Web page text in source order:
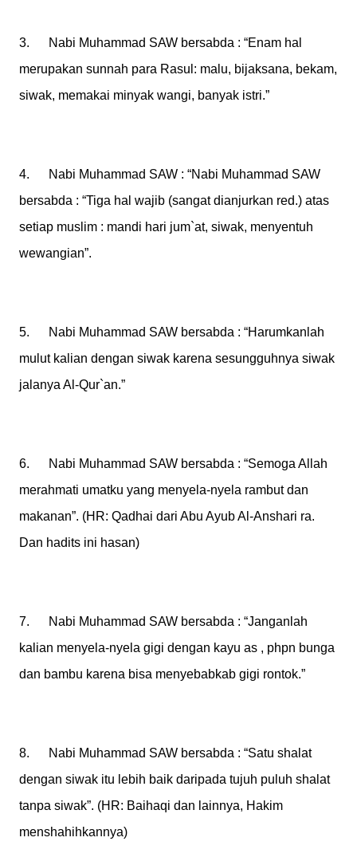
3. Nabi Muhammad SAW bersabda : “Enam hal
merupakan sunnah para Rasul: malu, bijaksana, bekam,
siwak, memakai minyak wangi, banyak istri.”
4. Nabi Muhammad SAW : “Nabi Muhammad SAW
bersabda : “Tiga hal wajib (sangat dianjurkan red.) atas
setiap muslim : mandi hari jum`at, siwak, menyentuh
wewangian”.
5. Nabi Muhammad SAW bersabda : “Harumkanlah
mulut kalian dengan siwak karena sesungguhnya siwak
jalanya Al-Qur`an.”
6. Nabi Muhammad SAW bersabda : “Semoga Allah
merahmati umatku yang menyela-nyela rambut dan
makanan”. (HR: Qadhai dari Abu Ayub Al-Anshari ra.
Dan hadits ini hasan)
7. Nabi Muhammad SAW bersabda : “Janganlah
kalian menyela-nyela gigi dengan kayu as , phpn bunga
dan bambu karena bisa menyebabkab gigi rontok.”
8. Nabi Muhammad SAW bersabda : “Satu shalat
dengan siwak itu lebih baik daripada tujuh puluh shalat
tanpa siwak”. (HR: Baihaqi dan lainnya, Hakim
menshahihkannya)